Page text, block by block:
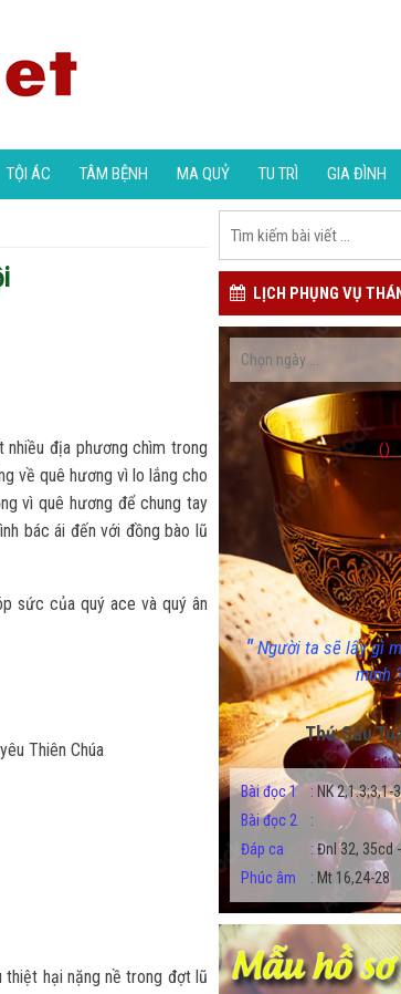
TỘI ÁC TÂM BỆNH MA QUỶ TU TRÌ GIA ĐÌNH
địa phương chìm trong
về quê hương vì lo lắng cho
vì quê hương để chung tay
bác ái đến với đồng bào lũ
sức của quý ace và quý ân
Thiên Chúa
hại nặng nề trong đợt lũ
LỊCH PHỤNG VỤ
()
"Người ta sẽ lấy gì
mình
Thứ Sáu
Bài đọc 1 : NK 2,1.3;3,1-
Bài đọc 2
:
Đáp ca
: Đnl 32, 35cd
Phúc âm
: Mt 16,24-28